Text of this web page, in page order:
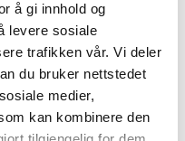
å gi innhold og
levere sosiale
trafikken vår. Vi deler
du bruker nettstedet
medier,
kan kombinere den
Sunnmøre
Sunnhordland